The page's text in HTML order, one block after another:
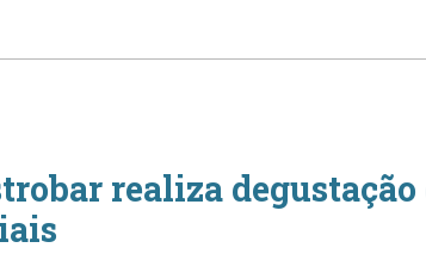
realiza degustação